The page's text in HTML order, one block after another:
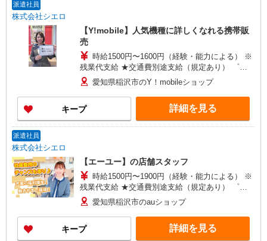
派遣社員
株式会社シエロ
【Y!mobile】人気機種に詳しくなれる携帯販
売
時給1500円〜1600円（経験・能力による） ※
残業代支給 ★交通費別途支給（規定あり） ゜
+゜・。○。・゜+゜・。○。・゜+゜ 入社祝い金10
万円支給(規定有) お友達を紹介頂くと, インセンテ
ィブ支給(規定有) ★月2回払い・週払い可能（規程
有）★ ゜・。○。・゜+゜・。○。・゜+゜
愛知県稲沢市のY！mobileショップ
キープ 詳細を見る
派遣社員
株式会社シエロ
【エーユー】の店舗スタッフ
時給1500円〜1900円（経験・能力による） ※
残業代支給 ★交通費別途支給（規定あり） ゜
+゜・。○。・゜+゜・。○。・゜+゜ 入社祝い金10
万円支給(規定有) お友達を紹介頂くと, インセンテ
ィブ支給(規定有) ★月2回払い・週払い可能（規程
有）★ ゜・。○。・゜+゜・。○。・゜+゜
愛知県稲沢市のauショップ
キープ 詳細を見る